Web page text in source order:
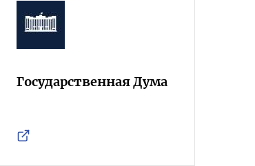
Государственная Дума